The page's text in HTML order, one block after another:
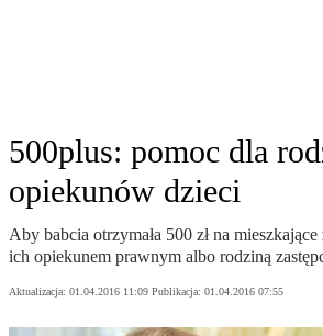
500plus: pomoc dla
opiekunów dzieci
Aby babcia otrzymała 500 zł na
ich opiekunem prawnym albo rodziną
Aktualizacja: 01.04.2016 11:09 Publikacja: 01.04.2016 07:55